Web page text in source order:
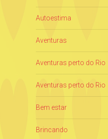
Autoestima
Aventuras
Aventuras perto do Rio
Aventuras perto do Rio
Bem estar
Brincando